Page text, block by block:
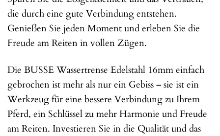
die durch eine gute Verbindung entstehen.
Genießen Sie jeden Moment und erleben Sie die
Freude am Reiten in vollen Zügen.
Die BUSSE Wassertrense Edelstahl 16mm einfach
gebrochen ist mehr als nur ein Gebiss – sie ist ein
Werkzeug für eine bessere Verbindung zu Ihrem
Pferd, ein Schlüssel zu mehr Harmonie und Freude
am Reiten. Investieren Sie in die Qualität und das